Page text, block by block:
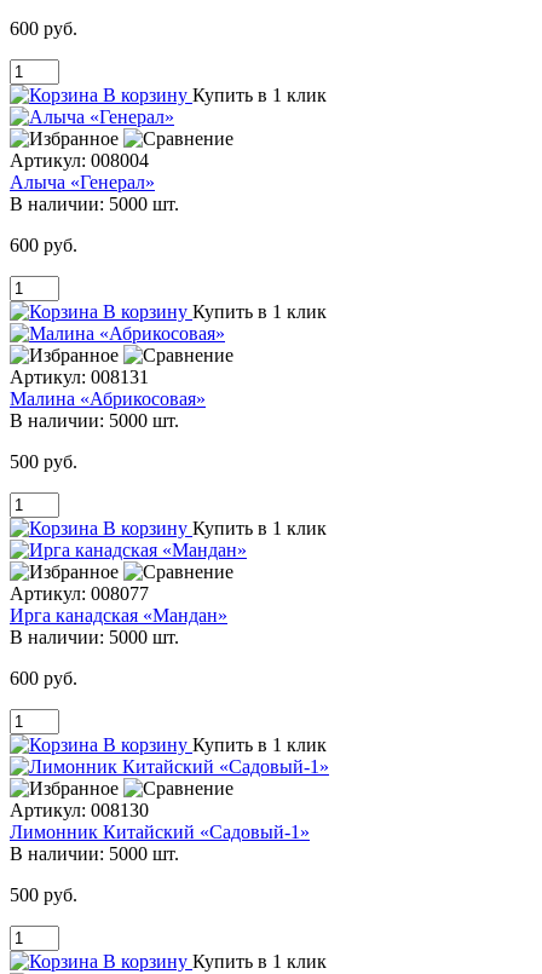
600 руб.
В корзину Купить в 1 клик
Артикул: 008004
Алыча «Генерал»
В наличии: 5000 шт.
600 руб.
В корзину Купить в 1 клик
Артикул: 008131
Малина «Абрикосовая»
В наличии: 5000 шт.
500 руб.
В корзину Купить в 1 клик
Артикул: 008077
Ирга канадская «Мандан»
В наличии: 5000 шт.
600 руб.
В корзину Купить в 1 клик
Артикул: 008130
Лимонник Китайский «Садовый-1»
В наличии: 5000 шт.
500 руб.
В корзину Купить в 1 клик